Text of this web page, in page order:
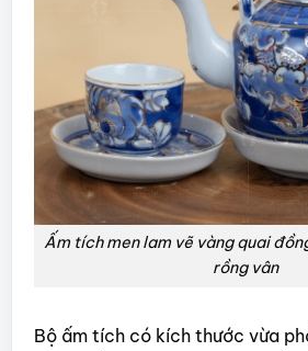
Ấm tích men lam vẽ vàng quai
rồng vân
Bộ ấm tích có kích thước vừa